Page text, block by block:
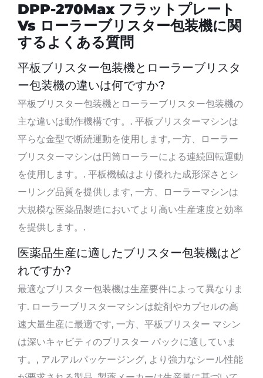
DPP-270Max フラットプレート
Vs ローラーブリスター包装機に関
するよくある質問
平板ブリスター包装機とローラーブリスタ
ー包装機の違いは何ですか?
平板ブリスター包装機とローラーブリスター包装機の
主な違いは動作機構です。. 平板ブリスターマシンは
平らな金型で断続運動を使用します, 一方、ローラー
ブリスターマシンは円筒ローラーによる連続回転運動
を使用します。. 平板機械はより優れた成形深さとシ
ーリング品質を提供します, 一方、ローラーマシンは
大規模な医薬品製造においてより高い生産速度と効率
を提供します。.
医薬品生産に適したブリスター包装機はど
れですか?
最適なブリスター包装機は生産要件によって異なりま
す. ローラーブリスターマシンは錠剤やカプセルの高
速大量生産に最適です, 一方、平板ブリスター マシン
は深いキャビティのブリスター パックに適していま
す。, アルアルパッケージング, より強力なシール性能